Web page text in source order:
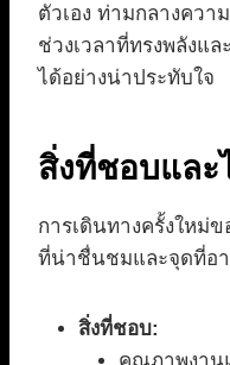
ตัวเอง ท่ามกลางควา
ช่วงเวลาที่ทรงพลังแ
ได้อย่างน่าประทับใจ
สิ่งที่ชอบและ
การเดินทางครั้งใหม่
ที่น่าชื่นชมและจุดที่อ
สิ่งที่ชอบ: